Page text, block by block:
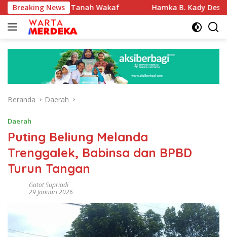
Langsung
ke
konten
Breaking News
Tanah Wakaf Hamka B. Kady Desak Evaluasi
Beranda Daerah
Daerah
Puting Beliung Melanda
Trenggalek, Babinsa dan BPBD
Turun Tangan
Gatot Supriadi
29 Januari 2026